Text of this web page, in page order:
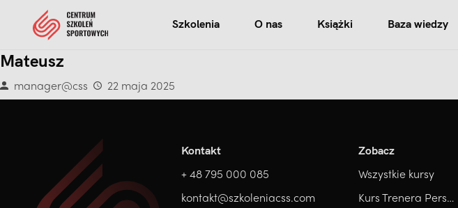
Szkolenia O nas Książki Baza wiedzy
Mateusz
manager@css 22 maja 2025
Kontakt
+ 48 795 000 085
kontakt@szkoleniacss.com
Zobacz
Wszystkie kursy
Kurs Trenera Personalnego